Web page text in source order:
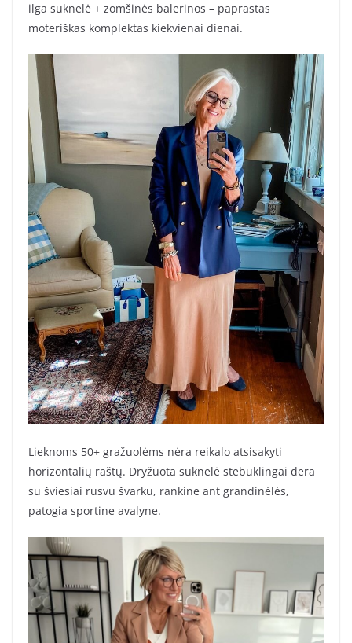
ilga suknelė + zomšinės balerinos – paprastas
moteriškas komplektas kiekvienai dienai.
Lieknoms 50+ gražuolėms nėra reikalo atsisakyti
horizontalių raštų. Dryžuota suknelė stebuklingai dera
su šviesiai rusvu švarku, rankine ant grandinėlės,
patogia sportine avalyne.